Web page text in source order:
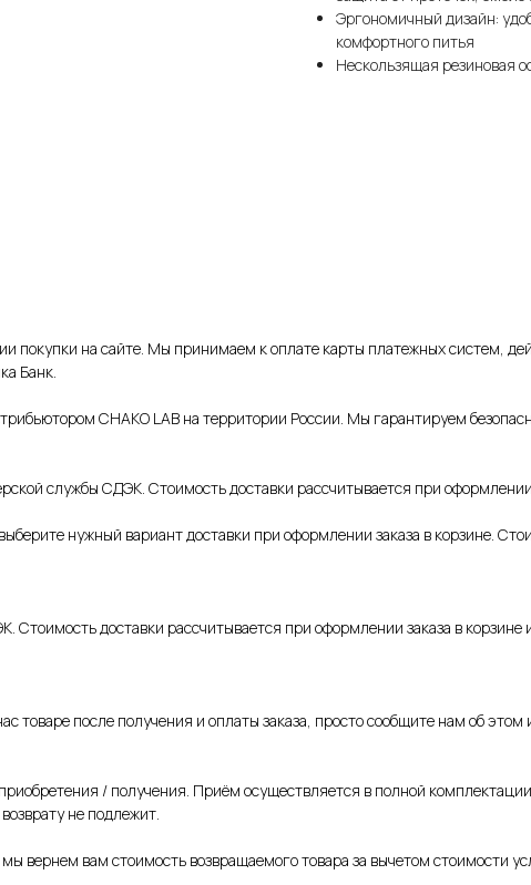
Эргономичный дизайн:
комфортного питья
Нескользящая резиновая
покупки на сайте. Мы принимаем к оплате карты платежных систем,
Банк.
СHAKO LAB на территории России. Мы гарантируем
службы СДЭК. Стоимость доставки рассчитывается при оформлении
нужный вариант доставки при оформлении заказа в корзине.
Стоимость доставки рассчитывается при оформлении заказа в корзине
товаре после получения и оплаты заказа, просто сообщите нам об
/ получения. Приём осуществляется в полной
не подлежит.
мы вернем вам стоимость возвращаемого товара за вычетом стоимости